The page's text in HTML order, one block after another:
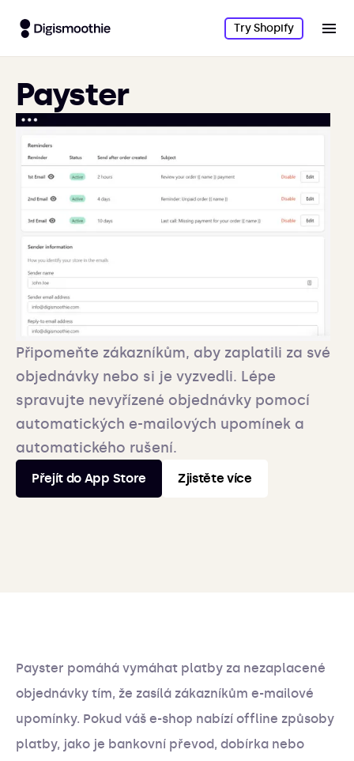
Try Shopify
Payster
Připomeňte zákazníkům, aby zaplatili za své
objednávky nebo si je vyzvedli. Lépe
spravujte nevyřízené objednávky pomocí
automatických e-mailových upomínek a
automatického rušení.
Přejít do App Store Zjistěte více
Payster pomáhá vymáhat platby za nezaplacené
objednávky tím, že zasílá zákazníkům e-mailové
upomínky. Pokud váš e-shop nabízí offline způsoby
platby, jako je bankovní převod, dobírka nebo